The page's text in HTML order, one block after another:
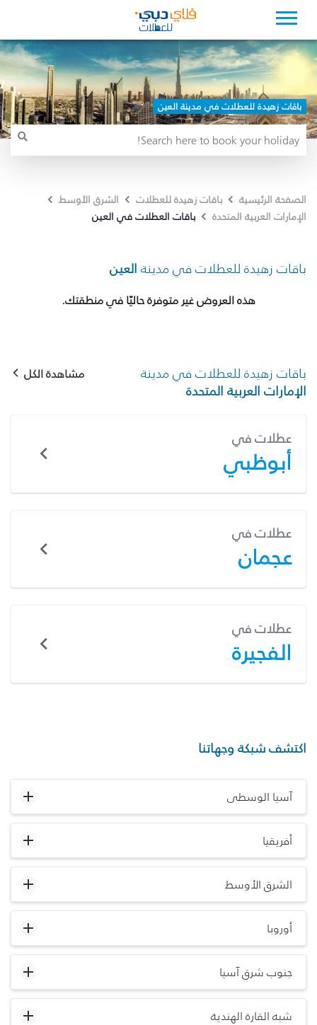
باقات زهيدة للعطلات في مدينة العين
الصفحة الرئيسية باقات زهيدة للعطلات
الشرق الأوسط
الإمارات العربية المتحدة
باقات العطلات في العين
باقات زهيدة للعطلات في مدينة العين
هذه العروض غير متوفرة حاليًا في منطقتك.
باقات زهيدة للعطلات في مدينة
الإمارات العربية المتحدة
مشاهدة الكل
عطلات في
أبوظبي
عطلات في
عجمان
عطلات في
الفجيرة
اكتشف شبكة وجهاتنا
آسيا الوسطى
أفريقيا
الشرق الأوسط
أوروبا
جنوب شرق آسيا
شبه القارة الهندية